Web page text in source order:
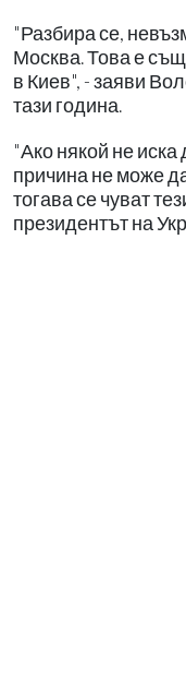
"Разбира се,
Москва. Това е
в Киев", - заяви
тази година.
"Ако някой не
причина не може
тогава се чуват
президентът на